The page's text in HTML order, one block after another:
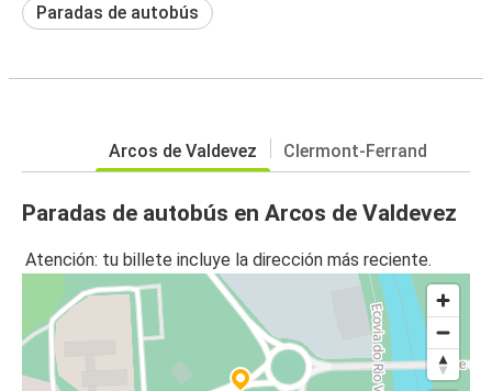
Paradas de autobús
Arcos de Valdevez Clermont-Ferrand
Paradas de autobús en Arcos de Valdevez
Atención: tu billete incluye la dirección más reciente.